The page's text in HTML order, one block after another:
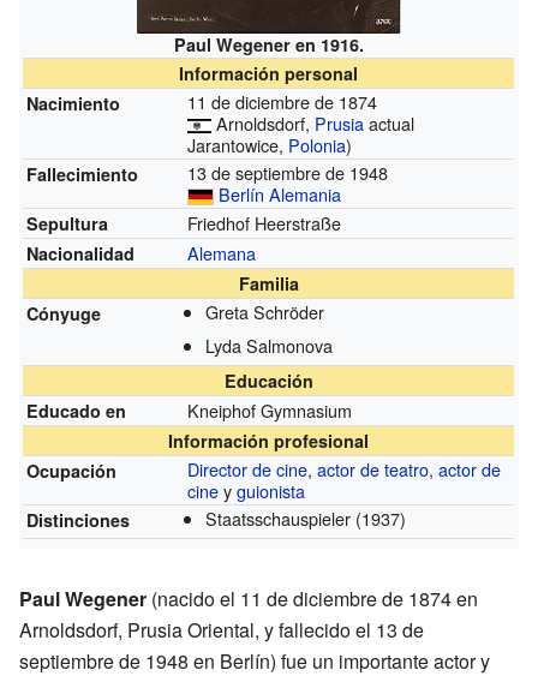
Paul Wegener en 1916.
Información personal
Nacimiento
11 de diciembre de 1874
Arnoldsdorf, Prusiaactual
Jarantowice, Polonia)
Fallecimiento
13 de septiembre de 1948
Berlín Alemania
Sepultura Friedhof Heerstraße
Nacionalidad Alemana
Familia
Cónyuge
Greta Schröder
Lyda Salmonova
Educación
Educado en
Kneiphof Gymnasium
Información profesional
Ocupación
Director de cine,actor de teatro,actor de
cineyguionista
Distinciones Staatsschauspieler (1937)
Paul Wegener (nacido el 11 de diciembre de 1874 en
Arnoldsdorf, Prusia Oriental, y fallecido el 13 de
septiembre de 1948 en Berlín) fue un importante actor y